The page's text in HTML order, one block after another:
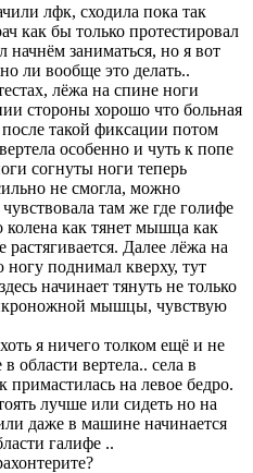
лфк, сходила пока так
как бы только протестировал
начнём заниматься, но я вот
ли вообще это делать..
лёжа на спине ноги
стороны хорошо что больная
такой фиксации потом
особенно и чуть к попе
согнуты ноги теперь
не смогла, можно
там же где голифе
как тянет мышца как
растягивается. Далее лёжа на
поднимал кверху, тут
начинает тянуть не только
мышцы, чувствую
я ничего толком ещё и не
области вертела.. села в
на левое бедро.
лучше или сидеть но на
даже в машине начинается
галифе ..